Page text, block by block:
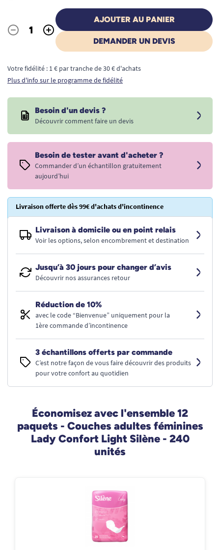
Quantité
- +
AJOUTER AU PANIER
DEMANDER UN DEVIS
Votre fidélité : 1 € par tranche de 30 € d'achats
Plus d'info sur le programme de fidélité
Besoin d'un devis ?
Découvrir comment faire un devis
Besoin de tester avant d'acheter ?
Commander d’un échantillon gratuitement
aujourd’hui
Livraison offerte dès 99€ d'achats d'incontinence
Livraison à domicile ou en point relais
Voir les options, selon encombrement et destination
Jusqu’à 30 jours pour changer d’avis
Découvrir nos assurances retour
Réduction de 10%
avec le code “Bienvenue” uniquement pour la
1ère commande d’incontinence
3 échantillons offerts par commande
C’est notre façon de vous faire découvrir des produits
pour votre confort au quotidien
Économisez avec l'ensemble 12
paquets - Couches adultes féminines
Lady Confort Light Silène - 240
unités